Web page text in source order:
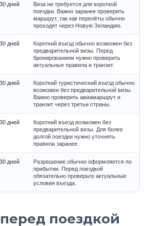
дней
Виза не требуется для короткой
поездки. Важно заранее проверить
маршрут, так как перелёты обычно
проходят через Новую Зеландию.
дней
Короткий въезд обычно возможен без
предварительной визы. Перед
бронированием нужно проверить
актуальные правила и транзит.
дней
Короткий туристический въезд обычно
возможен без предварительной визы.
Важно проверить авиамаршрут и
транзит через третьи страны.
дней
Короткий въезд возможен без
предварительной визы. Для более
долгой поездки нужно уточнять
правила заранее.
дней
Разрешение обычно оформляется по
прибытии. Перед поездкой
обязательно проверьте актуальные
условия въезда.
поездкой